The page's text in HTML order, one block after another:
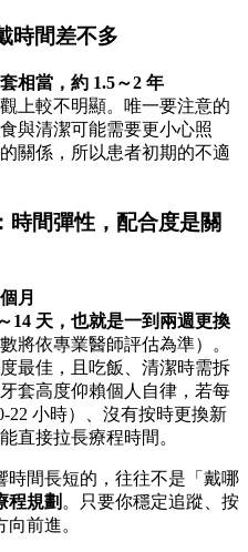
時間差不多
相當，約 1.5～2 年
上較不明顯。唯一要注意的
與清潔可能需要更小心照
關係，所以患者初期的不適
時間彈性，配合度是關
月
14 天，也就是一到兩週更換
數將依專業醫師評估為準）。
最佳，且吃飯、清潔時需拆
套高度仰賴個人自律，若每
22 小時）、沒有按時更換新
直接拉長療程時間。
時間長短的，往往不是「戴哪
程規劃 。只要你穩定追蹤、按
前進。